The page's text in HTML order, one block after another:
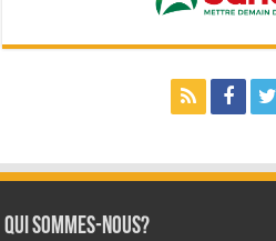
Qui sommes-nous?